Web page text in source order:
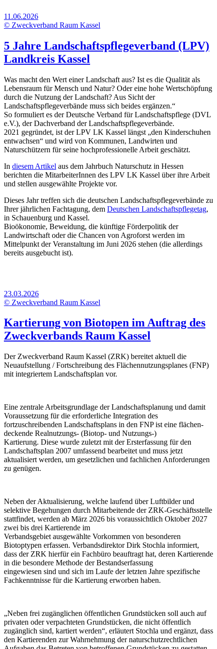
11.06.2026
© Zweckverband Raum Kassel
5 Jahre Landschaftspflegeverband (LPV)
Landkreis Kassel
Was macht den Wert einer Landschaft aus? Ist es die Qualität als
Lebensraum für Mensch und Natur? Oder eine hohe Wertschöpfung
durch die Nutzung der Landschaft? Aus Sicht der
Landschaftspflegeverbände muss sich beides ergänzen.“
So formuliert es der Deutsche Verband für Landschaftspflege (DVL
e.V.), der Dachverband der Landschaftspflegeverbände.
2021 gegründet, ist der LPV LK Kassel längst „den Kinderschuhen
entwachsen“ und wird von Kommunen, Landwirten und
Naturschützern für seine hochprofessionelle Arbeit geschätzt.
In diesem Artikel aus dem Jahrbuch Naturschutz in Hessen
berichten die MitarbeiterInnen des LPV LK Kassel über ihre Arbeit
und stellen ausgewählte Projekte vor.
Dieses Jahr treffen sich die deutschen Landschaftspflegeverbände zu
Ihrer jährlichen Fachtagung, dem Deutschen Landschaftspflegetag,
in Schauenburg und Kassel.
Bioökonomie, Beweidung, die künftige Förderpolitik der
Landwirtschaft oder die Chancen von Agroforst werden im
Mittelpunkt der Veranstaltung im Juni 2026 stehen (die allerdings
bereits ausgebucht ist).
23.03.2026
© Zweckverband Raum Kassel
Kartierung von Biotopen im Auftrag des
Zweckverbands Raum Kassel
Der Zweckverband Raum Kassel (ZRK) bereitet aktuell die
Neuaufstellung / Fortschreibung des Flächennutzungsplanes (FNP)
mit integriertem Landschaftsplan vor.
Eine zentrale Arbeitsgrundlage der Landschaftsplanung und damit
Voraussetzung für die erforderliche Integration des
fortzuschreibenden Landschaftsplans in den FNP ist eine flächen-
deckende Realnutzungs- (Biotop- und Nutzungs-)
Kartierung. Diese wurde zuletzt mit der Ersterfassung für den
Landschaftsplan 2007 umfassend bearbeitet und muss jetzt
aktualisiert werden, um gesetzlichen und fachlichen Anforderungen
zu genügen.
Neben der Aktualisierung, welche laufend über Luftbilder und
selektive Begehungen durch Mitarbeitende der ZRK-Geschäftsstelle
stattfindet, werden ab März 2026 bis voraussichtlich Oktober 2027
zwei bis drei Kartierende im
Verbandsgebiet ausgewählte Vorkommen von besonderen
Biotoptypen erfassen. Verbandsdirektor Dirk Stochla informiert,
dass der ZRK hierfür ein Fachbüro beauftragt hat, deren Kartierende
in die besondere Methode der Bestandserfassung
eingewiesen sind und sich im Laufe der letzten Jahre spezifische
Fachkenntnisse für die Kartierung erworben haben.
„Neben frei zugänglichen öffentlichen Grundstücken soll auch auf
privaten oder verpachteten Grundstücken, die nicht öffentlich
zugänglich sind, kartiert werden“, erläutert Stochla und ergänzt, dass
den Kartierenden zur Wahrnehmung der naturschutzrechtlichen